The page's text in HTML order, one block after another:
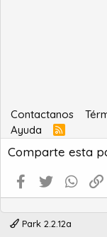
Contactanos
Ayuda
R
S
S
Comparte esta
Facebook
Twitter
Park 2.2.12a